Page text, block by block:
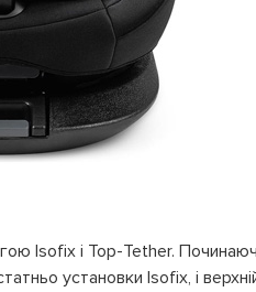
Isofix і Top-Tether.
установки Isofix, і